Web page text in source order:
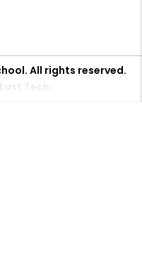
All rights reserved.